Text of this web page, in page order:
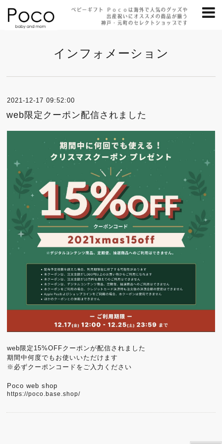
インフォメーション
2021-12-17 09:52:00
web限定クーポン配信されました
web限定15%OFFクーポンが配信されました
期間中何度でもお使いいただけます
※必ずクーポンコードをご入力ください
Poco web shop
https://poco.base.shop/